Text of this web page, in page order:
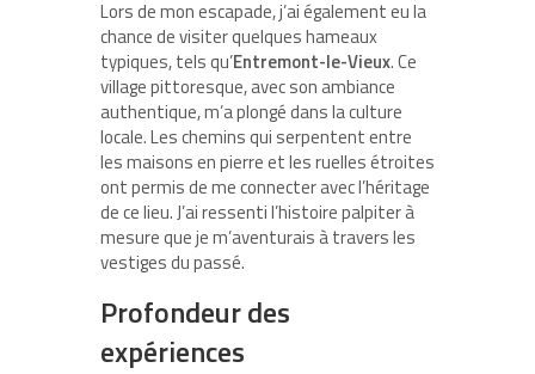
Lors de mon escapade, j’ai également eu la
chance de visiter quelques hameaux
typiques, tels qu’Entremont-le-Vieux. Ce
village pittoresque, avec son ambiance
authentique, m’a plongé dans la culture
locale. Les chemins qui serpentent entre
les maisons en pierre et les ruelles étroites
ont permis de me connecter avec l’héritage
de ce lieu. J’ai ressenti l’histoire palpiter à
mesure que je m’aventurais à travers les
vestiges du passé.
Profondeur des
expériences